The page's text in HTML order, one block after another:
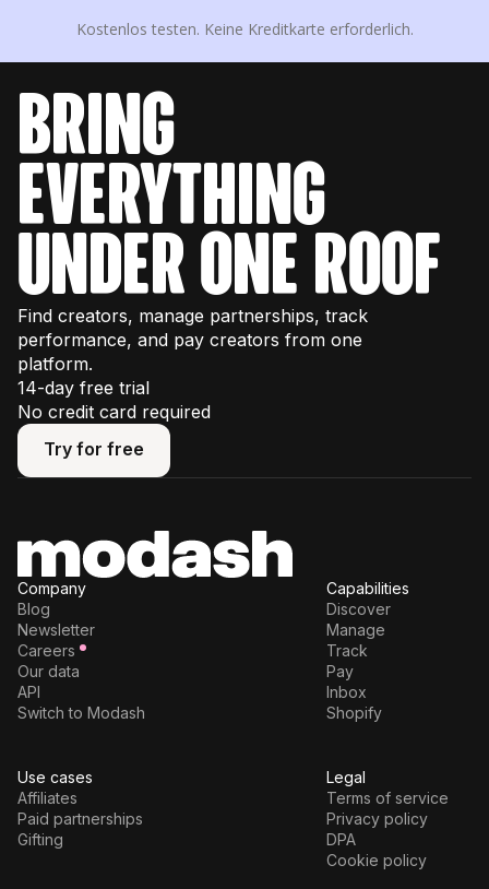
Kostenlos testen. Keine Kreditkarte erforderlich.
bring
everything
under one roof
Find creators, manage partnerships, track
performance, and pay creators from one
platform.
14-day free trial
No credit card required
Try for free
Try for free
Company
Blog
Newsletter
Careers
Our data
API
Switch to Modash
Capabilities
Discover
Manage
Track
Pay
Inbox
Shopify
Use cases
Affiliates
Paid partnerships
Gifting
Legal
Terms of service
Privacy policy
DPA
Cookie policy